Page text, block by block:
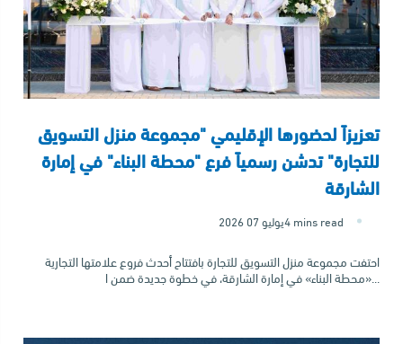
تعزيزاً لحضورها الإقليمي "مجموعة منزل التسويق
للتجارة" تدشن رسمياً فرع "محطة البناء" في إمارة
الشارقة
2026 يوليو 074 mins read
احتفت مجموعة منزل التسويق للتجارة بافتتاح أحدث فروع علامتها التجارية